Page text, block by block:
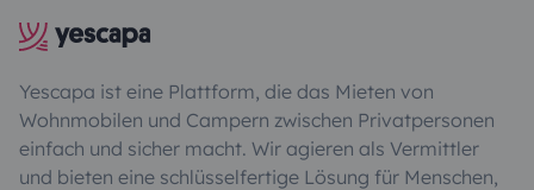
Yescapa ist eine Plattform, die das Mieten von
Wohnmobilen und Campern zwischen Privatpersonen
einfach und sicher macht. Wir agieren als Vermittler
und bieten eine schlüsselfertige Lösung für Menschen,